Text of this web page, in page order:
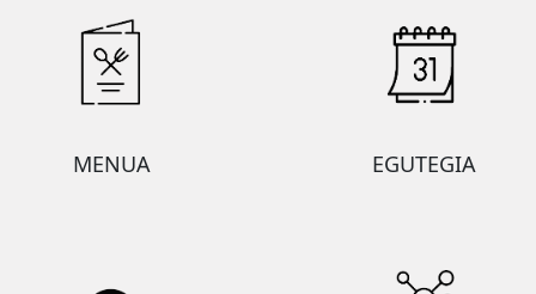
MENUA EGUTEGIA